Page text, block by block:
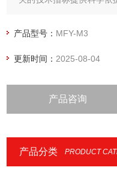
产品型号： MFY-M3
更新时间： 2025-08-04
产品咨询
产品分类 PRODUCT